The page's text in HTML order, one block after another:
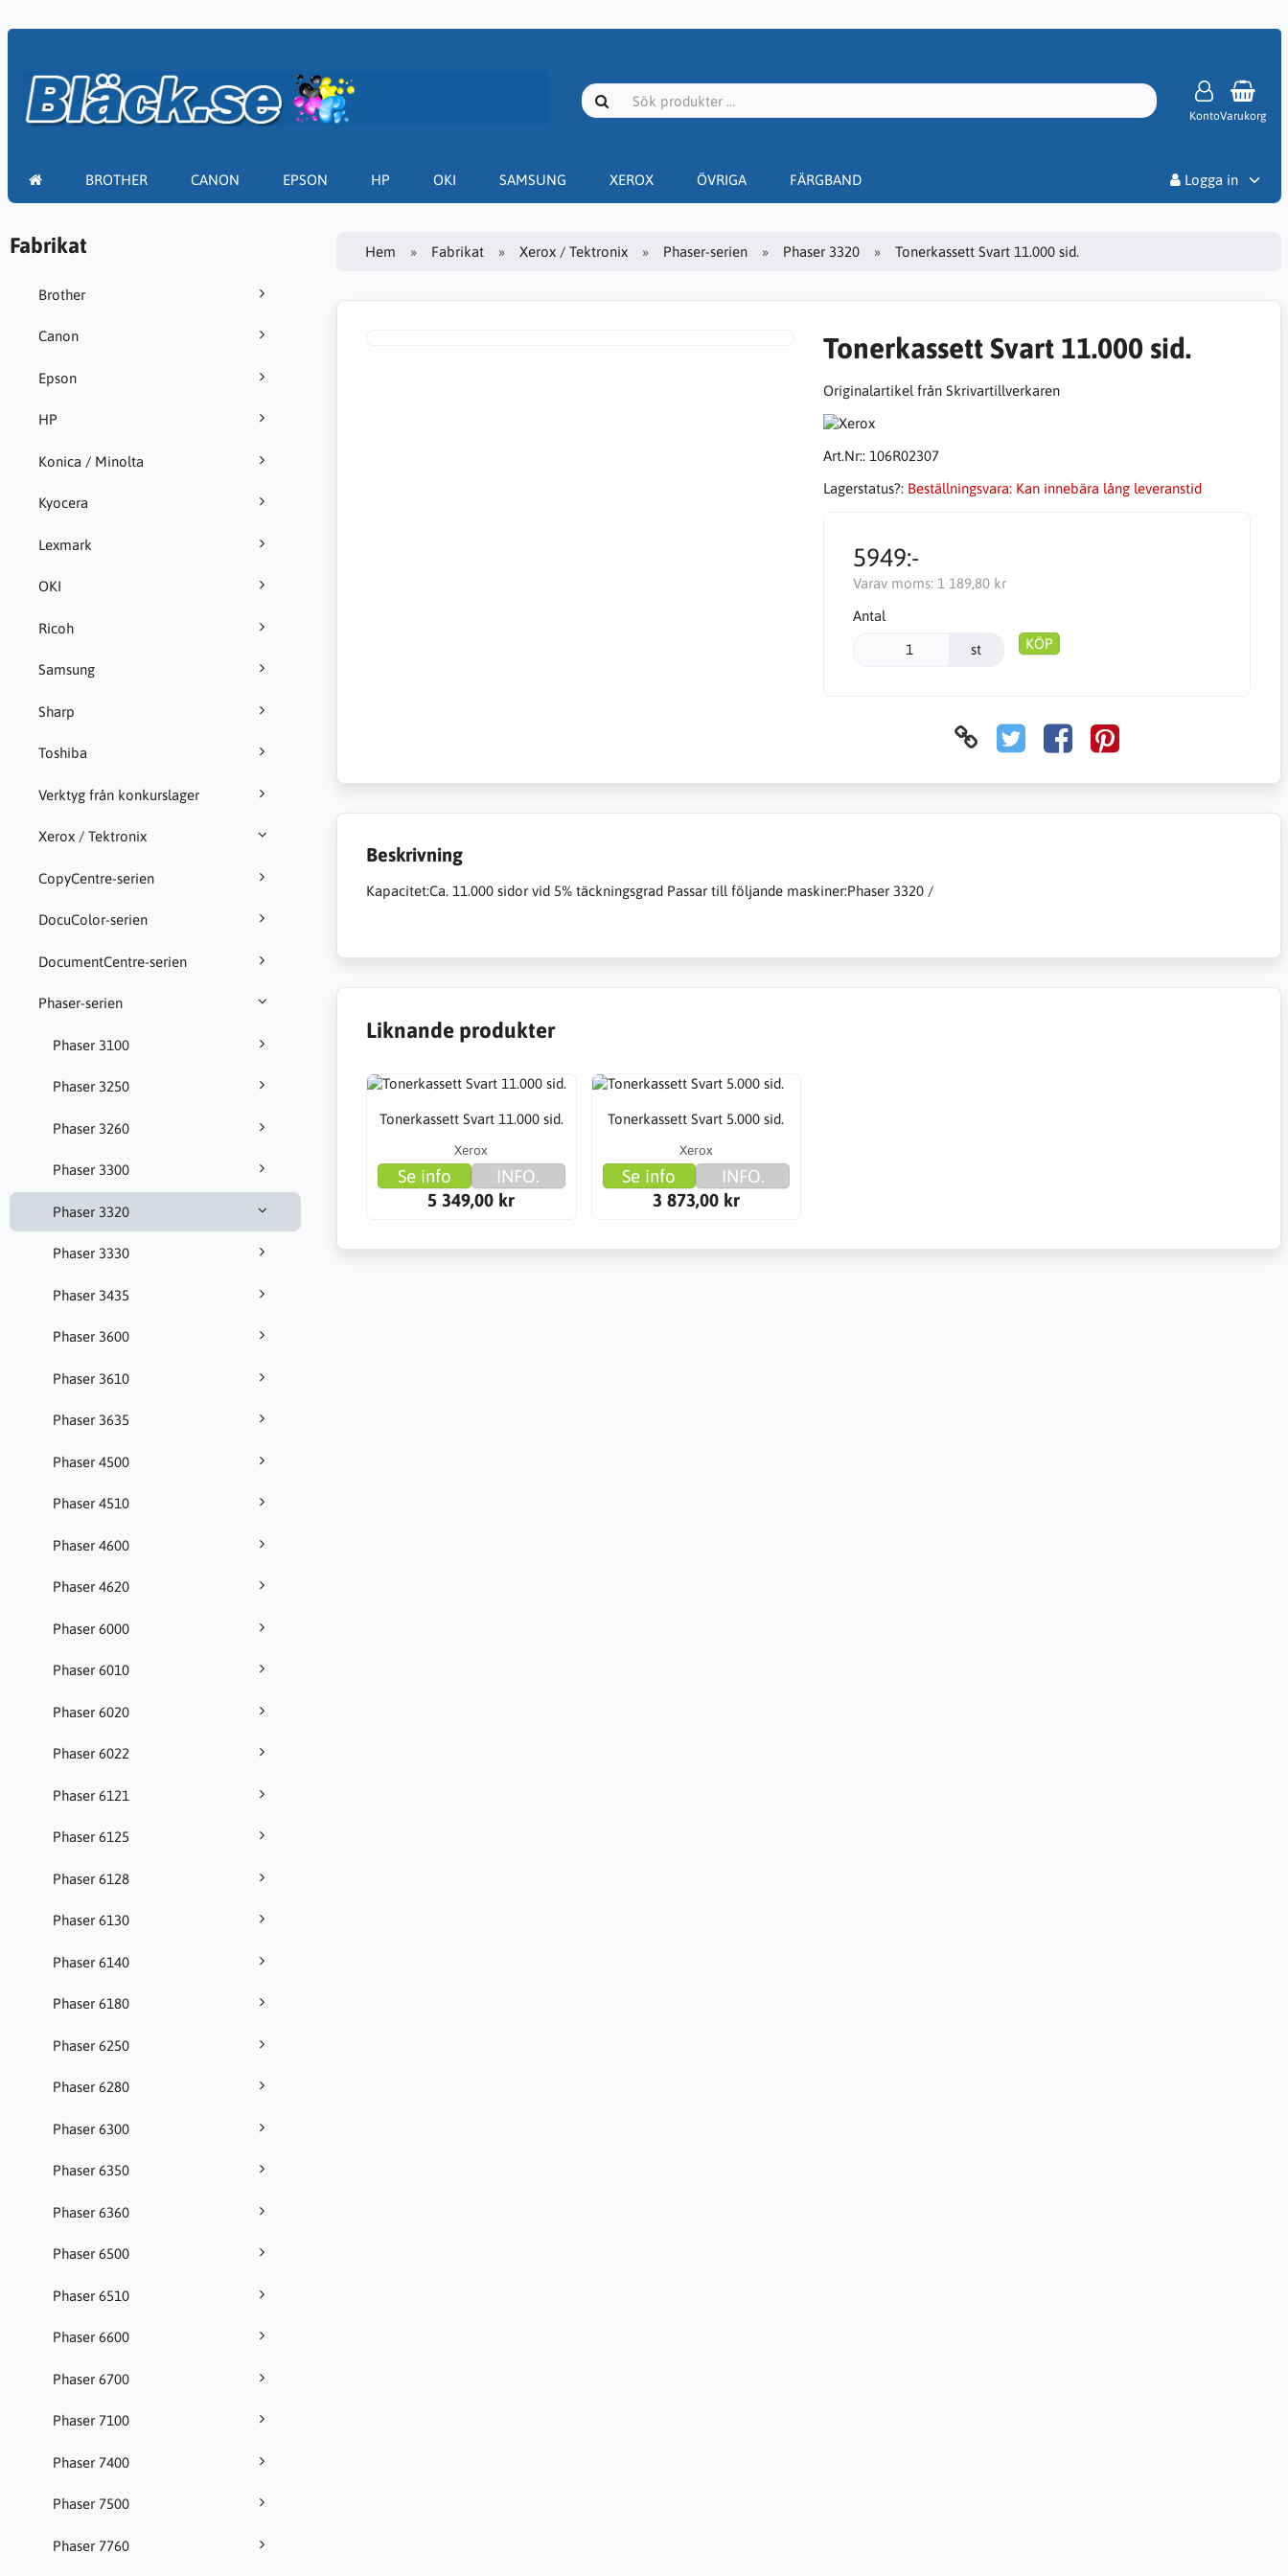
KontoVarukorg
BROTHER CANON EPSON HP OKI SAMSUNG XEROX ÖVRIGA FÄRGBAND
Logga in
Fabrikat
Brother
Canon
Epson
HP
Konica / Minolta
Kyocera
Lexmark
OKI
Ricoh
Samsung
Sharp
Toshiba
Verktyg från konkurslager
Xerox / Tektronix
CopyCentre-serien
DocuColor-serien
DocumentCentre-serien
Phaser-serien
Phaser 3100
Phaser 3250
Phaser 3260
Phaser 3300
Phaser 3320
Phaser 3330
Phaser 3435
Phaser 3600
Phaser 3610
Phaser 3635
Phaser 4500
Phaser 4510
Phaser 4600
Phaser 4620
Phaser 6000
Phaser 6010
Phaser 6020
Phaser 6022
Phaser 6121
Phaser 6125
Phaser 6128
Phaser 6130
Phaser 6140
Phaser 6180
Phaser 6250
Phaser 6280
Phaser 6300
Phaser 6350
Phaser 6360
Phaser 6500
Phaser 6510
Phaser 6600
Phaser 6700
Phaser 7100
Phaser 7400
Phaser 7500
Phaser 7760
Hem Fabrikat Xerox / Tektronix Phaser-serien Phaser 3320 Tonerkassett Svart 11.000 sid.
Tonerkassett Svart 11.000 sid.
Originalartikel från Skrivartillverkaren
Art.Nr:: 106R02307
Lagerstatus?: Beställningsvara: Kan innebära lång leveranstid
5949:-
Varav moms: 1 189,80 kr
Antal
st KÖP
Beskrivning
Kapacitet:Ca. 11.000 sidor vid 5% täckningsgrad Passar till följande maskiner:Phaser 3320 /
Liknande produkter
Tonerkassett Svart 11.000 sid.
Xerox
Se info
INFO.
5 349,00 kr
Tonerkassett Svart 5.000 sid.
Xerox
Se info
INFO.
3 873,00 kr